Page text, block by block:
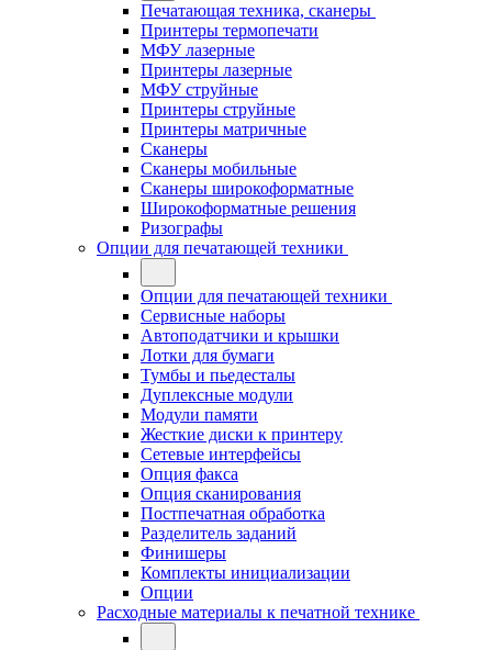
Печатающая техника, сканеры
Принтеры термопечати
МФУ лазерные
Принтеры лазерные
МФУ струйные
Принтеры струйные
Принтеры матричные
Сканеры
Сканеры мобильные
Сканеры широкоформатные
Широкоформатные решения
Ризографы
Опции для печатающей техники
Опции для печатающей техники
Сервисные наборы
Автоподатчики и крышки
Лотки для бумаги
Тумбы и пьедесталы
Дуплексные модули
Модули памяти
Жесткие диски к принтеру
Сетевые интерфейсы
Опция факса
Опция сканирования
Постпечатная обработка
Разделитель заданий
Финишеры
Комплекты инициализации
Опции
Расходные материалы к печатной технике